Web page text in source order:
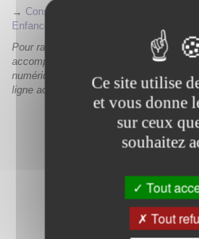
→ Consulter le Rapport de transparence
Enfance/3018
Pour rappel, le 3018 reste mobilisable
accompagnement de situations de
numériques concernant un mineur :
ligne accessible 7j/7 de 9h à 23h.
Ce site utilise
et vous donne
sur ceux
souhaitez
Tout
Tout